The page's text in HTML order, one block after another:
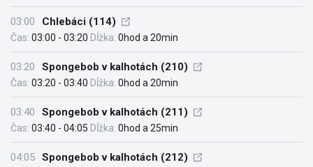
03:00 Chlebáci (114)
Čas: 03:00 - 03:20 Dĺžka: 0hod a 20min
03:20 Spongebob v kalhotách (210)
Čas: 03:20 - 03:40 Dĺžka: 0hod a 20min
03:40 Spongebob v kalhotách (211)
Čas: 03:40 - 04:05 Dĺžka: 0hod a 25min
04:05 Spongebob v kalhotách (212)